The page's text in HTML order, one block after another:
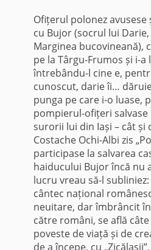
Ofițerul polonez
cu Bujor (socrul lui
Marginea bucovineană),
pe la Târgu-Frumos și i-
întrebându-l cine e,
cunoscut, darie îi…
punga pe care i-o luase,
pompierul-ofițeri salvase
surorii lui din Iași – cât și
Costache Ochi-Albi zis
participase la salvarea
haiducului Bujor încă nu
lucru vreau să-l
cântec național
neuitare, dar îmbrâncit
către români, se află
poveste de viață și de
de a începe, cu